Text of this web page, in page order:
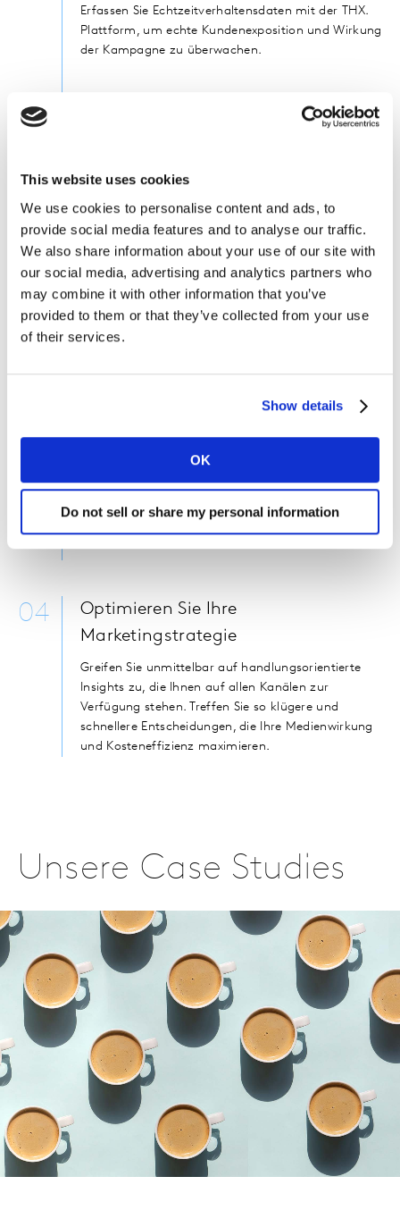
This website uses cookies
We use cookies to personalise content and ads, to
provide social media features and to analyse our traffic.
We also share information about your use of our site with
our social media, advertising and analytics partners who
may combine it with other information that you’ve
provided to them or that they’ve collected from your use
of their services.
Show details
OK
Do not sell or share my personal information
Erfassen Sie Echtzeitverhaltensdaten mit der THX.
Plattform, um echte Kundenexposition und Wirkung
der Kampagne zu überwachen.
verschiedener Mediakanäle
Bestimmenn Sie den Beitrag jedes Mediums, die
Überschneidungen und Synergien, um Ihren Media-
Mix zu optimieren.
Überwachen Sie Ihre Retail
Performance
Ladenbesuchen sowie Außenwerbung in feinster
Granularität.
04
Optimieren Sie Ihre
Marketingstrategie
Greifen Sie unmittelbar auf handlungsorientierte
Insights zu, die Ihnen auf allen Kanälen zur
Verfügung stehen. Treffen Sie so klügere und
schnellere Entscheidungen, die Ihre Medienwirkung
und Kosteneffizienz maximieren.
Unsere Case Studies